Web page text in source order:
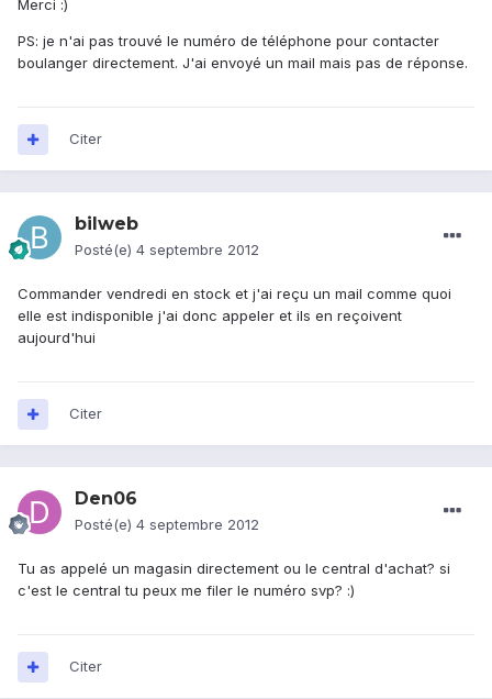
Merci :)
PS: je n'ai pas trouvé le numéro de téléphone pour contacter
boulanger directement. J'ai envoyé un mail mais pas de réponse.
Citer
bilweb
Posté(e) 4 septembre 2012
Commander vendredi en stock et j'ai reçu un mail comme quoi
elle est indisponible j'ai donc appeler et ils en reçoivent
aujourd'hui
Citer
Den06
Posté(e) 4 septembre 2012
Tu as appelé un magasin directement ou le central d'achat? si
c'est le central tu peux me filer le numéro svp? :)
Citer